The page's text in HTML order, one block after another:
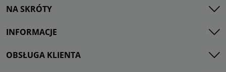
NA SKRÓTY
INFORMACJE
OBSŁUGA KLIENTA